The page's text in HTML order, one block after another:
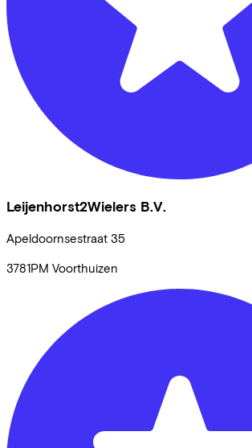
Leijenhorst2Wielers B.V.
Apeldoornsestraat 35
3781PM Voorthuizen